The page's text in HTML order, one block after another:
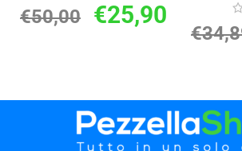
€50,00 €25,90
€